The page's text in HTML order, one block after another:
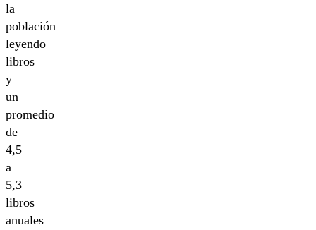
la
población
leyendo
libros
y
un
promedio
de
4,5
a
5,3
libros
anuales